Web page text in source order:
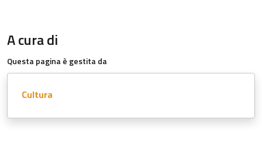
A cura di
Questa pagina è gestita da
Cultura